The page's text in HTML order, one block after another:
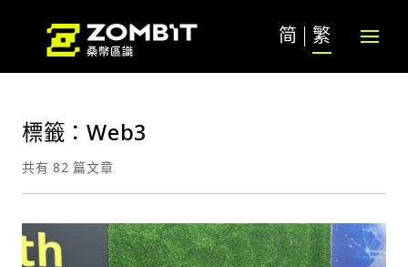
简 繁
標籤：Web3
共有 82 篇文章